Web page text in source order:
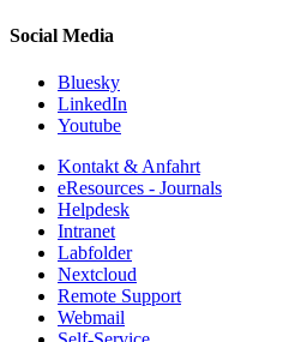
Social Media
Bluesky
LinkedIn
Youtube
Kontakt & Anfahrt
eResources - Journals
Helpdesk
Intranet
Labfolder
Nextcloud
Remote Support
Webmail